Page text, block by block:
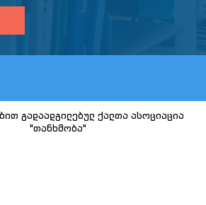
გადაადგილებულ ქალთა ასოციაცია
"თანხმობა"